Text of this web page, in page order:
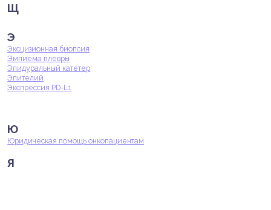
Щ
Э
Эксцизионная биопсия
Эмпиема плевры
Эпидуральный катетер
Эпителий
Экспрессия PD-L1
Ю
Юридическая помощь онкопациентам
Я